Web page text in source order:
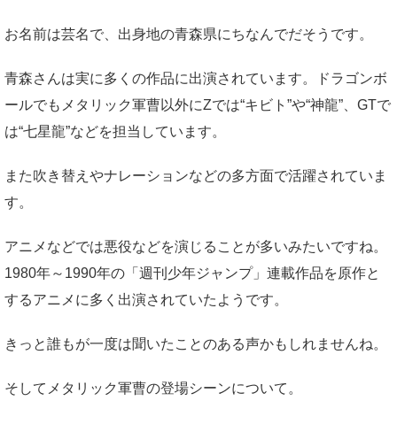
お名前は芸名で、出身地の青森県にちなんでだそうです。
青森さんは実に多くの作品に出演されています。ドラゴンボ
ールでもメタリック軍曹以外にZでは“キビト”や“神龍”、GTで
は“七星龍”などを担当しています。
また吹き替えやナレーションなどの多方面で活躍されていま
す。
アニメなどでは悪役などを演じることが多いみたいですね。
1980年～1990年の「週刊少年ジャンプ」連載作品を原作と
するアニメに多く出演されていたようです。
きっと誰もが一度は聞いたことのある声かもしれませんね。
そしてメタリック軍曹の登場シーンについて。